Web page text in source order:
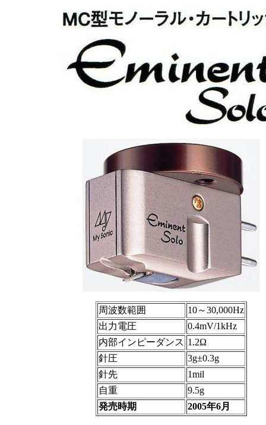
周波数範囲
10～30,000Hz
出力電圧
0.4mV/1kHz
内部インピーダンス 1.2Ω
針圧
3g±0.3g
針先
1mil
自重
9.5g
発売時期
2005年6月